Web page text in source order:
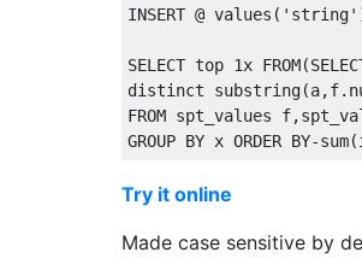
INSERT @
SELECT top 1x
distinct
FROM spt_values
Try it online
Made case sensitive by